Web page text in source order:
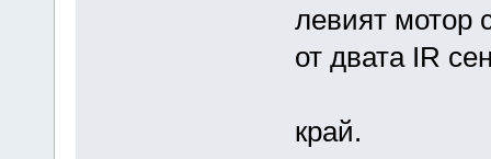
левият мотор
от двата IR
край.